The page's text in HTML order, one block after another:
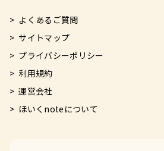
よくあるご質問
サイトマップ
プライバシーポリシー
利用規約
運営会社
ほいくnoteについて